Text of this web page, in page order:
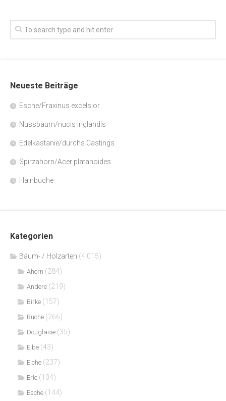
Neueste Beiträge
Esche/Fraxinus excelsior
Nussbaum/nucis inglandis
Edelkastanie/durchs Castings
Spirzahorn/Acer platanoides
Hainbuche
Kategorien
Bäum- / Holzarten (4.015)
Ahorn (284)
Andere (219)
Birke (157)
Buche (266)
Douglasie (35)
Eibe (43)
Eiche (237)
Erle (104)
Esche (144)